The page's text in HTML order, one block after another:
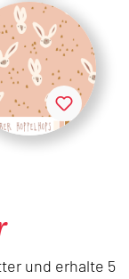
und erhalte 5